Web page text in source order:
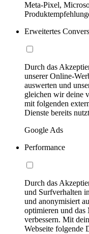
Meta-Pixel,
Erweitertes
Durch das
unserer Online-
auswerten und
gleichen wir deine
mit folgenden
Dienste bereits
Google Ads
Performance
Durch das
und Surfverhalten
und anonymisiert
optimieren und das
verbessern. Mit
Webseite folgende